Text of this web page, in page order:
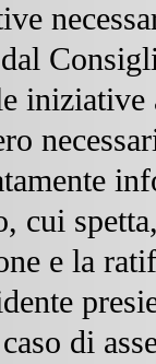
iniziative
cui
e la
di